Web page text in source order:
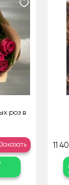
роз в
Заказать 11